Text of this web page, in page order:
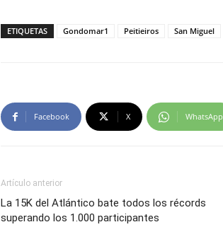
ETIQUETAS Gondomar1 Peitieiros San Miguel
Facebook X WhatsApp
Artículo anterior
La 15K del Atlántico bate todos los récords
superando los 1.000 participantes